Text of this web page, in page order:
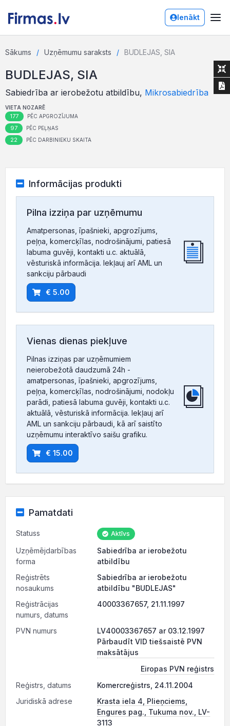
Ienākt
Sākums Uzņēmumu saraksts BUDLEJAS, SIA
BUDLEJAS, SIA
Sabiedrība ar ierobežotu atbildību, Mikrosabiedrība
VIETA NOZARĒ
177 PĒC APGROZĪJUMA
97 PĒC PEĻŅAS
22 PĒC DARBINIEKU SKAITA
Informācijas produkti
Pilna izziņa par uzņēmumu
Amatpersonas, īpašnieki, apgrozījums,
peļņa, komercķīlas, nodrošinājumi, patiesā
labuma guvēji, kontakti u.c. aktuālā,
vēsturiskā informācija. Iekļauj arī AML un
sankciju pārbaudi
€ 5.00
Vienas dienas piekļuve
Pilnas izziņas par uzņēmumiem
neierobežotā daudzumā 24h -
amatpersonas, īpašnieki, apgrozījums,
peļņa, komercķīlas, nodrošinājumi, nodokļu
parādi, patiesā labuma guvēji, kontakti u.c.
aktuālā, vēsturiskā informācija. Iekļauj arī
AML un sankciju pārbaudi, kā arī saistīto
uzņēmumu interaktīvo saišu grafiku.
€ 15.00
Pamatdati
Statuss Aktīvs
Uzņēmējdarbības
forma
Sabiedrība ar ierobežotu
atbildību
Reģistrēts
nosaukums
Sabiedrība ar ierobežotu
atbildību "BUDLEJAS"
Reģistrācijas
numurs, datums
40003367657, 21.11.1997
PVN numurs
LV40003367657 ar 03.12.1997
Pārbaudīt VID tiešsaistē PVN
maksātājus
Eiropas PVN reģistrs
Reģistrs, datums
Komercreģistrs, 24.11.2004
Juridiskā adrese
Krasta iela 4, Plieņciems,
Engures pag., Tukuma nov., LV-
3113